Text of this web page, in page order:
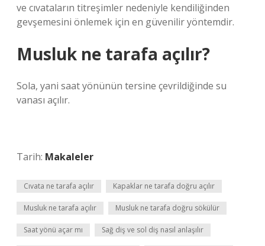
ve cıvataların titreşimler nedeniyle kendiliğinden
gevşemesini önlemek için en güvenilir yöntemdir.
Musluk ne tarafa açılır?
Sola, yani saat yönünün tersine çevrildiğinde su
vanası açılır.
Tarih: Makaleler
Cıvata ne tarafa açılır Kapaklar ne tarafa doğru açılır
Musluk ne tarafa açılır Musluk ne tarafa doğru sökülür
Saat yönü açar mı Sağ diş ve sol diş nasıl anlaşılır